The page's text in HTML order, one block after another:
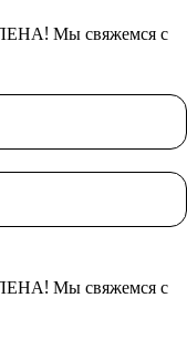
Мы свяжемся с
Мы свяжемся с